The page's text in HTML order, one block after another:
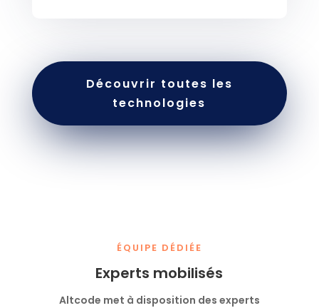
Découvrir toutes les
technologies
ÉQUIPE DÉDIÉE
Experts mobilisés
Altcode met à disposition des experts